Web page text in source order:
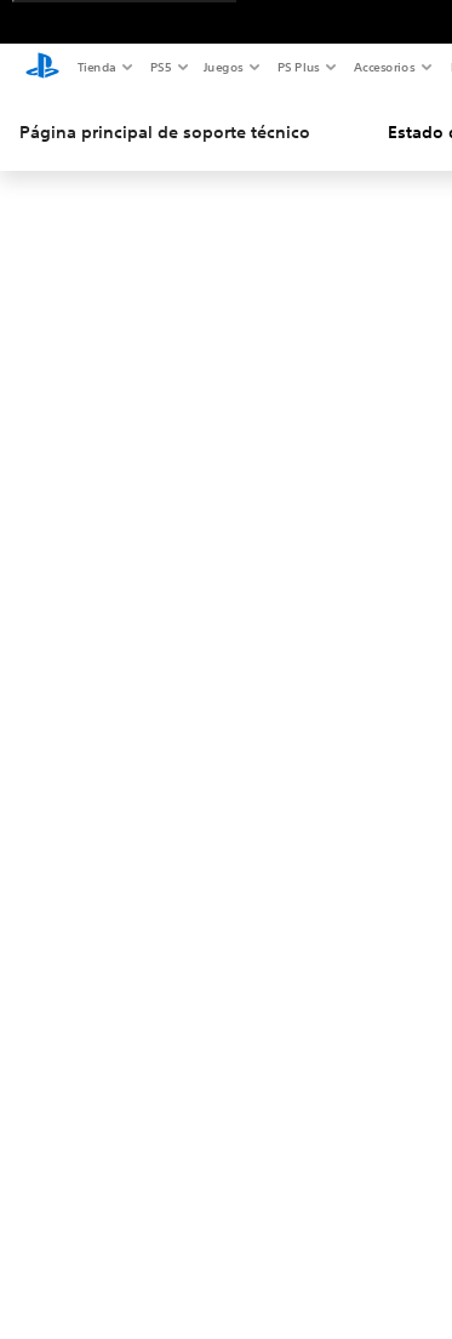
Tienda PS5 Juegos PS Plus Accesorios
Página principal de soporte técnico Estado